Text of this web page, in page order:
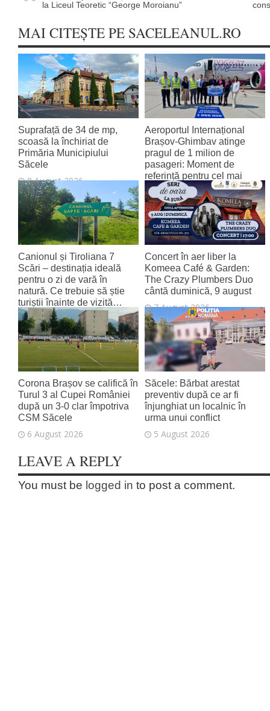
la Liceul Teoretic “George Moroianu”
MAI CITEȘTE PE SACELEANUL.RO
Suprafață de 34 de mp,
scoasă la închiriat de
Primăria Municipiului
Săcele
8 August 2026
Aeroportul Internațional
Brașov‑Ghimbav atinge
pragul de 1 milion de
pasageri: Moment de
referință pentru cel mai
tânăr aeroport al țării
8 August 2026
Canionul și Tiroliana 7
Scări – destinația ideală
pentru o zi de vară în
natură. Ce trebuie să știe
turiștii înainte de vizită…
7 August 2026
Concert în aer liber la
Komeea Café & Garden:
The Crazy Plumbers Duo
cântă duminică, 9 august
7 August 2026
Corona Brașov se califică în
Turul 3 al Cupei României
după un 3-0 clar împotriva
CSM Săcele
6 August 2026
Săcele: Bărbat arestat
preventiv după ce ar fi
înjunghiat un localnic în
urma unui conflict
5 August 2026
LEAVE A REPLY
You must be logged in to post a comment.